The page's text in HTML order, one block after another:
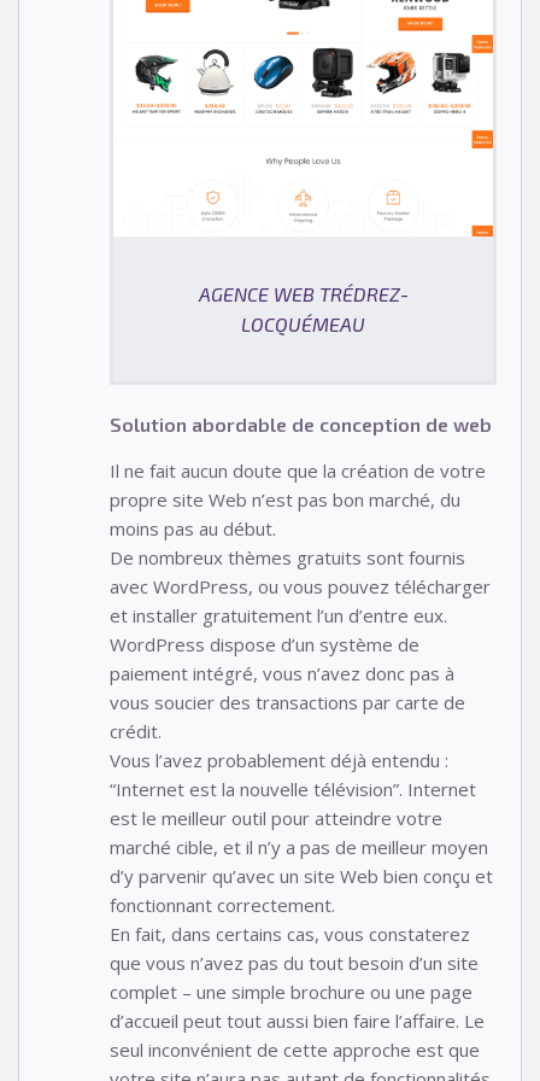
AGENCE WEB TRÉDREZ-
LOCQUÉMEAU
Solution abordable de conception de web
Il ne fait aucun doute que la création de votre
propre site Web n’est pas bon marché, du
moins pas au début.
De nombreux thèmes gratuits sont fournis
avec WordPress, ou vous pouvez télécharger
et installer gratuitement l’un d’entre eux.
WordPress dispose d’un système de
paiement intégré, vous n’avez donc pas à
vous soucier des transactions par carte de
crédit.
Vous l’avez probablement déjà entendu :
“Internet est la nouvelle télévision”. Internet
est le meilleur outil pour atteindre votre
marché cible, et il n’y a pas de meilleur moyen
d’y parvenir qu’avec un site Web bien conçu et
fonctionnant correctement.
En fait, dans certains cas, vous constaterez
que vous n’avez pas du tout besoin d’un site
complet – une simple brochure ou une page
d’accueil peut tout aussi bien faire l’affaire. Le
seul inconvénient de cette approche est que